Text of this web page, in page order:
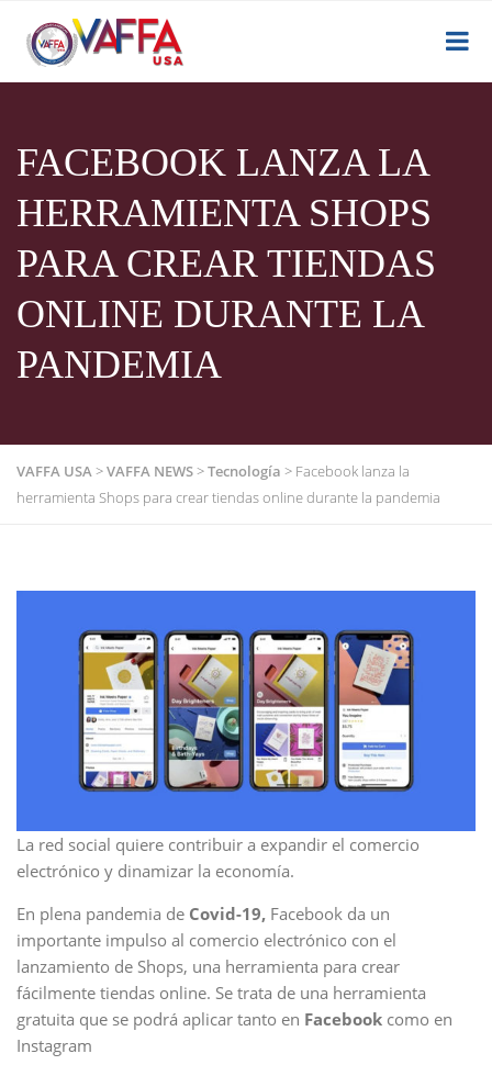
FACEBOOK LANZA LA
HERRAMIENTA SHOPS
PARA CREAR TIENDAS
ONLINE DURANTE LA
PANDEMIA
VAFFA USA>VAFFA NEWS>Tecnología > Facebook lanza la
herramienta Shops para crear tiendas online durante la pandemia
La red social quiere contribuir a expandir el comercio
electrónico y dinamizar la economía.
En plena pandemia de Covid-19, Facebook da un
importante impulso al comercio electrónico con el
lanzamiento de Shops, una herramienta para crear
fácilmente tiendas online. Se trata de una herramienta
gratuita que se podrá aplicar tanto en Facebook como en
Instagram